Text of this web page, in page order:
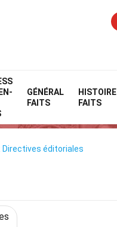
GÉNÉRAL
FAITS
HISTOIRE
FAITS
Directives éditoriales